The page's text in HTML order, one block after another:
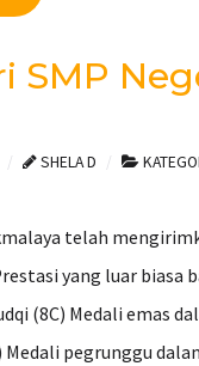
SMP
SHELA D
telah
yang luar
(8C) Medali emas
pegrunggu